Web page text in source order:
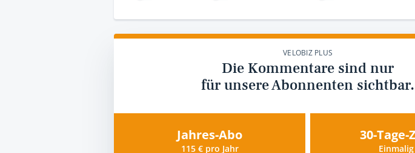
VELOBIZ PLUS
Die Kommentare sind nur
für unsere Abonnenten sichtbar.
Jahres-Abo
115 € pro Jahr
30-Tage-